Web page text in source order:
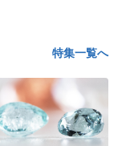
特集一覧へ